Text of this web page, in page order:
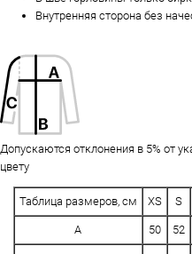
Внутренняя сторона без
Допускаются отклонения в 5% от
цвету
Таблица размеров, см XS S
A 50 52